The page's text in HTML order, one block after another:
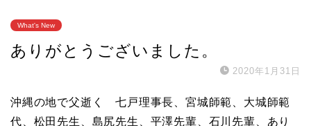
What's New
ありがとうございました。
2020年1月31日
沖縄の地で父逝く 七戸理事長、宮城師範、大城師範
代、松田先生、島尻先生、平澤先輩、石川先輩、あり